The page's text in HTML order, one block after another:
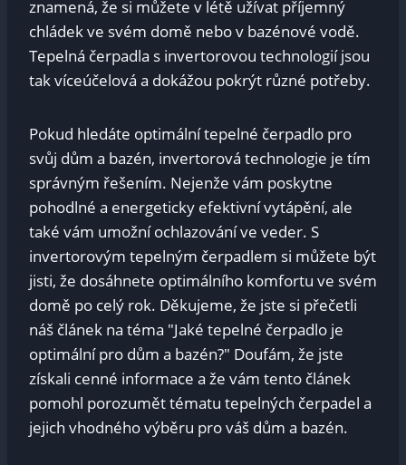
znamená, že si můžete ‍v létě užívat⁤ příjemný
chládek ve svém domě​ nebo v bazénové⁤ vodě.
Tepelná čerpadla ‍s invertorovou technologií jsou
tak víceúčelová a dokážou pokrýt různé potřeby.
Pokud hledáte optimální tepelné ‍čerpadlo⁤ pro
⁣svůj dům a bazén, invertorová technologie je ⁣tím
správným ⁣řešením. Nejenže vám poskytne⁣
pohodlné​ a ​energeticky efektivní vytápění, ale
také vám umožní ochlazování ve veder. S⁢
invertorovým tepelným čerpadlem si⁤ můžete⁤ být
jisti, že dosáhnete ⁣optimálního​ komfortu ve ⁤svém
domě ‌po ⁤celý rok. Děkujeme, že jste si přečetli
náš ‍článek‍ na téma "Jaké tepelné čerpadlo je
optimální pro dům a bazén?" Doufám, že jste
získali cenné informace a že vám tento článek
pomohl porozumět tématu tepelných čerpadel a
jejich vhodného výběru pro ⁣váš dům a bazén.